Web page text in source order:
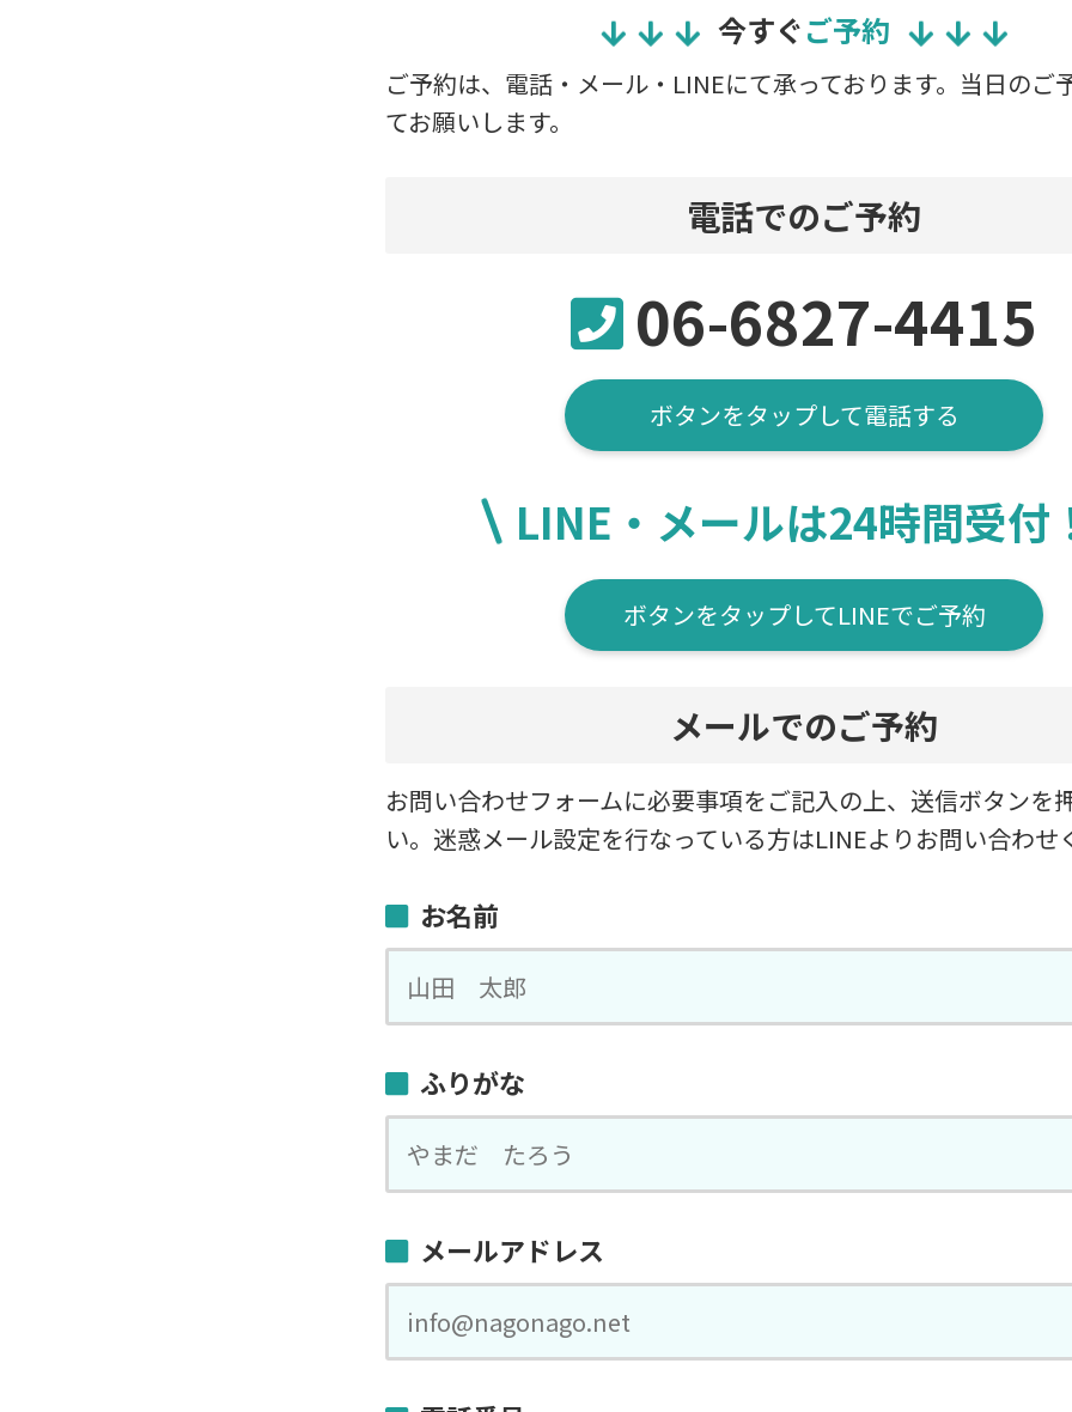
今すぐご予約
ご予約は、電話・メール・LINEにて承っております。当日のご
てお願いします。
電話でのご予約
06-6827-4415
ボタンをタップして電話する
LINE・メールは24時間受付
ボタンをタップしてLINEでご予約
メールでのご予約
お問い合わせフォームに必要事項をご記入の上、送信ボタンを
い。迷惑メール設定を行なっている方はLINEよりお問い合わせ
お名前
ふりがな
メールアドレス